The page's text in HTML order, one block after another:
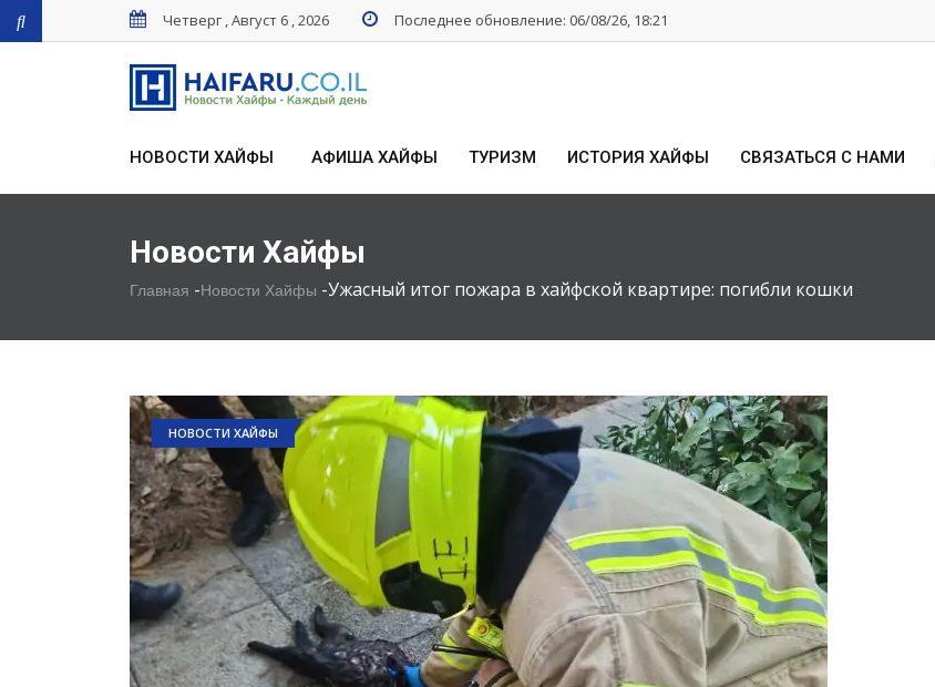
Четверг , Август 6 , 2026 Последнее обновление: 06/08/26, 18:21
НОВОСТИ ХАЙФЫ АФИША ХАЙФЫ ТУРИЗМ ИСТОРИЯ ХАЙФЫ СВЯЗАТЬСЯ С НАМИ
Новости Хайфы
Главная -Новости Хайфы -Ужасный итог пожара в хайфской квартире: погибли кошки
НОВОСТИ ХАЙФЫ